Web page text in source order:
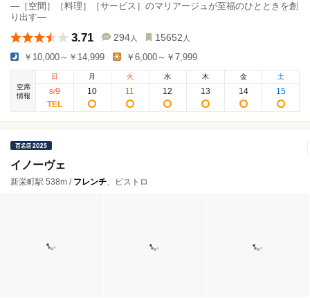
―［空間］［料理］［サービス］のマリアージュが至福のひとときを創
り出す―
3.71 294 人 15652 人
￥10,000～￥14,999 ￥6,000～￥7,999
空席
情報
日
8/9
月
10
火
11
水
12
木
13
金
14
土
15
イノーヴェ
新栄町駅 538m / フレンチ、ビストロ